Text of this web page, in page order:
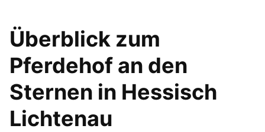
Überblick zum
Pferdehof an den
Sternen in Hessisch
Lichtenau